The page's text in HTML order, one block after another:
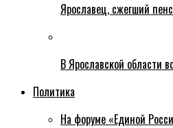
Ярославец, сжегший
В Ярославской области
Политика
На форуме «Единой